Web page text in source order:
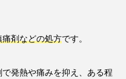
痛剤などの処方です。
発熱や痛みを抑え、ある程